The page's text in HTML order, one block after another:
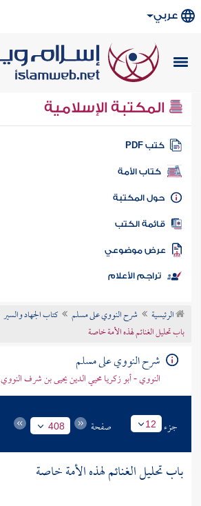
عربي
المكتبة الإسلامية
كتب PDF
كتاب الأمة
المكتبة
الكتب
موضوعي
تراجم الأعلام
الرئيسية شرح النووي على مسلم
كتاب الجهاد والسير
باب تحليل الغنائم لهذه الأمة خاصة
شرح النووي على مسلم
النووي - أبو زكريا محيي الدين يحيى بن شرف النووي
جزء 12 صفحة 408
باب تحليل الغنائم لهذه الأمة خاصة